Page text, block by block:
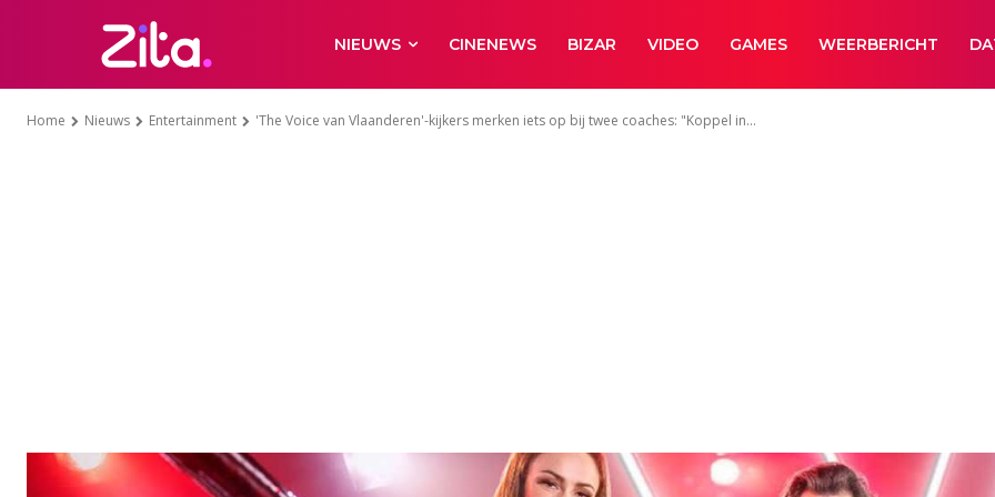
NIEUWS CINENEWS BIZAR VIDEO GAMES WEERBERICHT
Home Nieuws Entertainment 'The Voice van Vlaanderen'-kijkers merken iets op bij twee coaches: "Koppel in...